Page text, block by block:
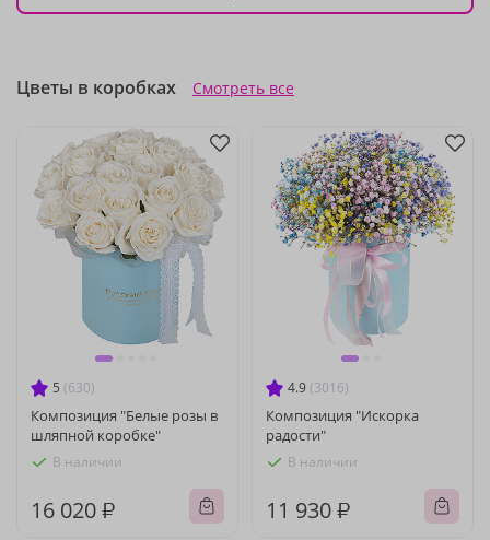
Цветы в коробках Смотреть все
5 (630)
Композиция "Белые розы в
шляпной коробке"
В наличии
16 020 ₽
4.9 (3016)
Композиция "Искорка
радости"
В наличии
11 930 ₽